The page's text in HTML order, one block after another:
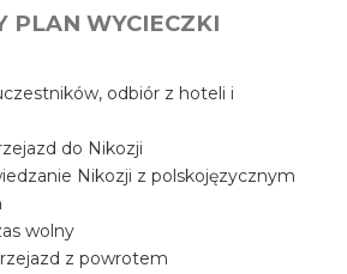
PLAN WYCIECZKI
odbiór z hoteli i
do Nikozji
Nikozji z polskojęzycznym
wolny
z powrotem